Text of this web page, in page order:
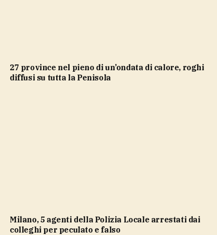
27 province nel pieno di un’ondata di calore, roghi
diffusi su tutta la Penisola
Milano, 5 agenti della Polizia Locale arrestati dai
colleghi per peculato e falso